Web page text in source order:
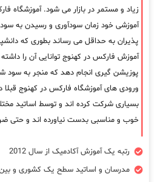
زیاد و مستمر در بازار می شود. آموزشگاه
آموزشی خود زمان سودآوری و رسیدن به
پذیران به حداقل می رساند بطوری که
آموزش فارکس در کهنوج توانایی آن را
پوزیشن گیری انجام دهد که منجر به سود
ورودی های آموزشگاه فارکس در کهنوج
بسیاری شرکت کرده اند و توسط اساتید
خوب و مناسبی بدست نیاورده اند و حتی
رتبه یک آموزش آکادمیک از سال 2012
مدرسان و اساتید سطح یک کشوری و بین